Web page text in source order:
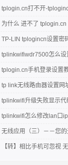
tplogin.cn打不开-
为什么 进不了 tplogin.cn
TP-LIN tplogincn设置密
tplinkwifiwdr7500怎么设
tplogin.cn手机登录设置
tp link无线路由器设置网
tplinkwifi升级失败显示
tplinkwifi怎么修改lan口
无线应用（三）－－您的
【转】相比手机可忽视